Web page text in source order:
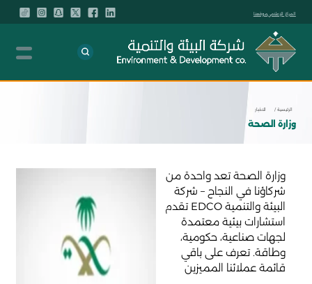
المركز الإعلاميموقعنا
وزارة الصحة
الرئيسية / الاخبار
وزارة الصحة تعد واحدة من
شركاؤنا في النجاح – شركة
البيئة والتنمية EDCO تقدم
استشارات بيئية معتمدة
لجهات صناعية، حكومية،
وطاقة. تعرف على باقي
قائمة عملائنا المميزين